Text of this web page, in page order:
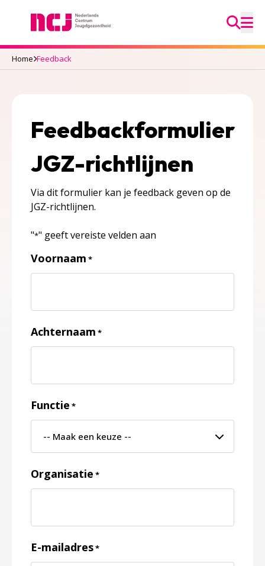
Ga
Home Feedback
Feedbackformulier
JGZ-richtlijnen
Via dit formulier kan je feedback geven op de
JGZ-richtlijnen.
"*" geeft vereiste velden aan
Voornaam *
Achternaam *
Functie *
Organisatie *
E-mailadres*